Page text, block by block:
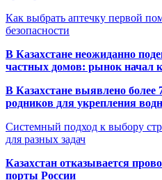
Как выбрать аптечку первой
безопасности
В Казахстане неожиданно
частных домов: рынок начал
В Казахстане выявлено более
родников для укрепления
Системный подход к выбору
для разных задач
Казахстан отказывается
порты России